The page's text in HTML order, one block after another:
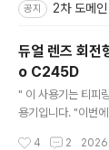
공지 2차 도메
듀얼 렌즈 회전
o C245D
" 이 사용기는 티피
용기입니다. "이번
4 2